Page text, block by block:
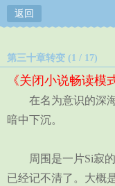
返回
第三十章转变 (1 / 17)
《关闭小说畅读模
在名为意识的深海
暗中下沉。
周围是一片Si寂的
已经记不清了。大概